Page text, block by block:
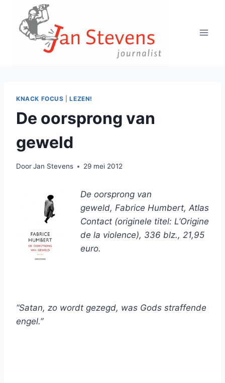
Doorgaan
inhoud
KNACK FOCUS |LEZEN!
De oorsprong van
geweld
DoorJan Stevens 29 mei 2012
De oorsprong van
geweld, Fabrice Humbert, Atlas
Contact (originele titel: L’Origine
de la violence), 336 blz., 21,95
euro.
“Satan, zo wordt gezegd, was Gods straffende
engel.”